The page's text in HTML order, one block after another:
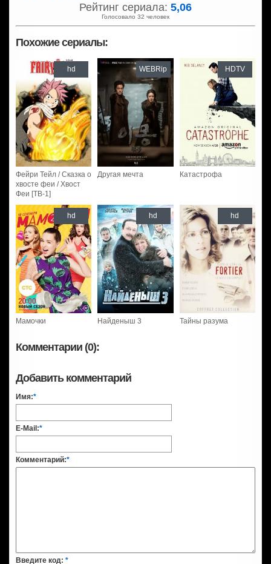
Рейтинг сериала: 5,06
Голосовало 32 человек
Похожие сериалы:
Фейри Тейл / Сказка о
хвосте феи / Хвост
Феи [ТВ-1]
hd
Другая мечта
WEBRip
Катастрофа
HDTV
Мамочки
hd
Найденыш 3
hd
Тайны разума
hd
Комментарии (0):
Добавить комментарий
Имя:*
E-Mail:*
Комментарий:*
Введите код: *